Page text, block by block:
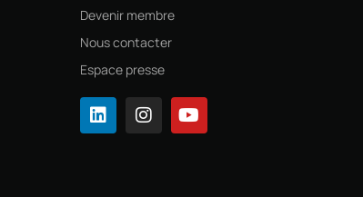
Devenir membre
Nous contacter
Espace presse